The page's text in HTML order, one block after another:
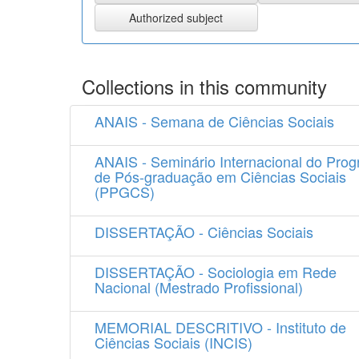
Collections in this community
ANAIS - Semana de Ciências Sociais
ANAIS - Seminário Internacional do
de Pós-graduação em Ciências Sociais
(PPGCS)
DISSERTAÇÃO - Ciências Sociais
DISSERTAÇÃO - Sociologia em Rede
Nacional (Mestrado Profissional)
MEMORIAL DESCRITIVO - Instituto de
Ciências Sociais (INCIS)